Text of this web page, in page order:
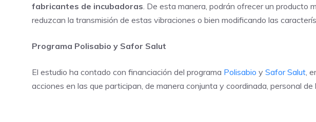
fabricantes de incubadoras . De esta manera, podrán ofrecer un producto
reduzcan la transmisión de estas vibraciones o bien modificando las
Programa Polisabio y Safor Salut
El estudio ha contado con financiación del programa Polisabio y Safor Salut ,
acciones en las que participan, de manera conjunta y coordinada, personal de